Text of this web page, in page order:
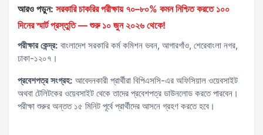
আরও পড়ুন: সরকারি চাকরির পরীক্ষায় ৭০–৮০% কমন নিশ্চিত করতে ১০০
দিনের স্মার্ট প্রস্তুতি — শুরু ১০ জুন ২০২৬ থেকে!
পরীক্ষার কেন্দ্র: বাংলাদেশ সরকারি কর্ম কমিশন ভবন, আগারগাঁও, শেরেবাংলা নগর,
ঢাকা-১২০৭।
প্রবেশপত্র সংগ্রহ: আবেদনকারী প্রার্থীরা বিপিএসসি-এর অফিসিয়াল ওয়েবসাইট
অথবা টেলিটকের ওয়েবসাইট থেকে তাদের প্রবেশপত্র ডাউনলোড করতে পারবেন।
পরীক্ষা শুরুর অন্তত ১৫ মিনিট পূর্বে প্রার্থীদের আসনে গ্রহণ করতে হবে।